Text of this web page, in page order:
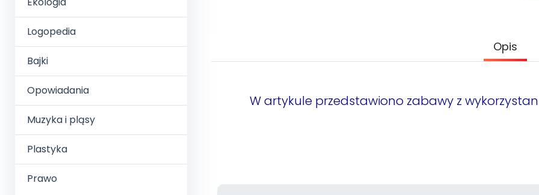
Logopedia
Bajki
Opowiadania
Muzyka i pląsy
Plastyka
Prawo
Opis
W artykule przedstawiono zabawy z